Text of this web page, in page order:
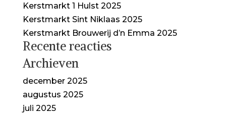
Kerstmarkt 1 Hulst 2025
Kerstmarkt Sint Niklaas 2025
Kerstmarkt Brouwerij d’n Emma 2025
Recente reacties
Archieven
december 2025
augustus 2025
juli 2025